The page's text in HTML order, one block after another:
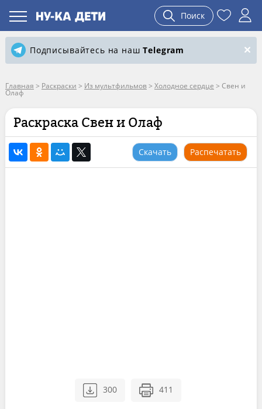
Поиск
Подписывайтесь на нашTelegram
Главная > Раскраски > Из мультфильмов> Холодное сердце > Свен и
Олаф
Раскраска Свен и Олаф
Скачать Распечатать
300 411